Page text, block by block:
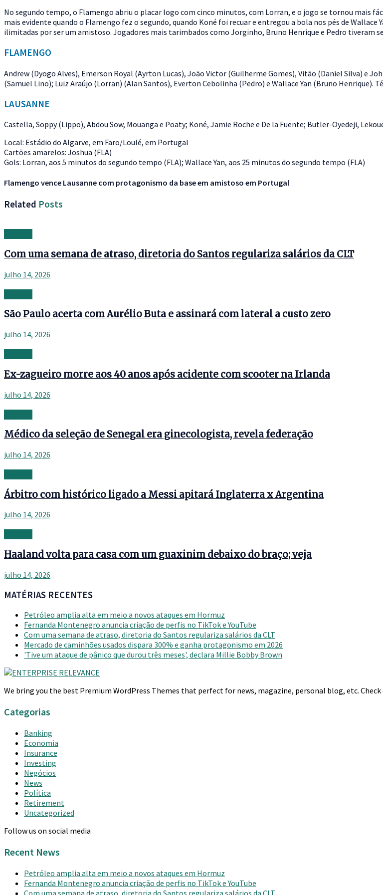
No segundo tempo, o Flamengo abriu o placar logo com cinco minutos, com Lorran, e o jogo se tornou mais
mais evidente quando o Flamengo fez o segundo, quando Koné foi recuar e entregou a bola nos pés de
ilimitadas por ser um amistoso. Jogadores mais tarimbados como Jorginho, Bruno Henrique e Pedro tiveram
FLAMENGO
Andrew (Dyogo Alves), Emerson Royal (Ayrton Lucas), João Victor (Guilherme Gomes), Vitão (Daniel Silva) e
(Samuel Lino); Luiz Araújo (Lorran) (Alan Santos), Everton Cebolinha (Pedro) e Wallace Yan (Bruno Henrique).
LAUSANNE
Castella, Soppy (Lippo), Abdou Sow, Mouanga e Poaty; Koné, Jamie Roche e De la Fuente; Butler-Oyedeji,
Local: Estádio do Algarve, em Faro/Loulé, em Portugal
Cartões amarelos: Joshua (FLA)
Gols: Lorran, aos 5 minutos do segundo tempo (FLA); Wallace Yan, aos 25 minutos do segundo tempo (FLA)
Flamengo vence Lausanne com protagonismo da base em amistoso em Portugal
Related Posts
Com uma semana de atraso, diretoria do Santos regulariza salários da CLT
julho 14, 2026
São Paulo acerta com Aurélio Buta e assinará com lateral a custo zero
julho 14, 2026
Ex-zagueiro morre aos 40 anos após acidente com scooter na Irlanda
julho 14, 2026
Médico da seleção de Senegal era ginecologista, revela federação
julho 14, 2026
Árbitro com histórico ligado a Messi apitará Inglaterra x Argentina
julho 14, 2026
Haaland volta para casa com um guaxinim debaixo do braço; veja
julho 14, 2026
MATÉRIAS RECENTES
Petróleo amplia alta em meio a novos ataques em Hormuz
Fernanda Montenegro anuncia criação de perfis no TikTok e YouTube
Com uma semana de atraso, diretoria do Santos regulariza salários da CLT
Mercado de caminhões usados dispara 300% e ganha protagonismo em 2026
'Tive um ataque de pânico que durou três meses', declara Millie Bobby Brown
We bring you the best Premium WordPress Themes that perfect for news, magazine, personal blog, etc.
Categorias
Banking
Economia
Insurance
Investing
Negócios
News
Política
Retirement
Uncategorized
Follow us on social media
Recent News
Petróleo amplia alta em meio a novos ataques em Hormuz
Fernanda Montenegro anuncia criação de perfis no TikTok e YouTube